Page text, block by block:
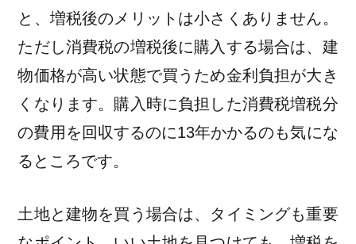
と、増税後のメリットは小さくありません。
ただし消費税の増税後に購入する場合は、建
物価格が高い状態で買うため金利負担が大き
くなります。購入時に負担した消費税増税分
の費用を回収するのに13年かかるのも気にな
るところです。
土地と建物を買う場合は、タイミングも重要